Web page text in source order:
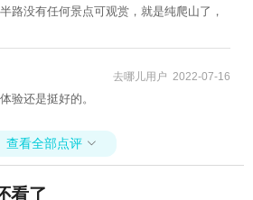
路没有任何景点可观赏，就是纯爬山了，
去哪儿用户 2022-07-16
验还是挺好的。
查看全部点评 
看了